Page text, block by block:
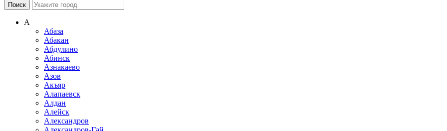
А
Абаза
Абакан
Абдулино
Абинск
Азнакаево
Азов
Акъяр
Алапаевск
Алдан
Алейск
Александров